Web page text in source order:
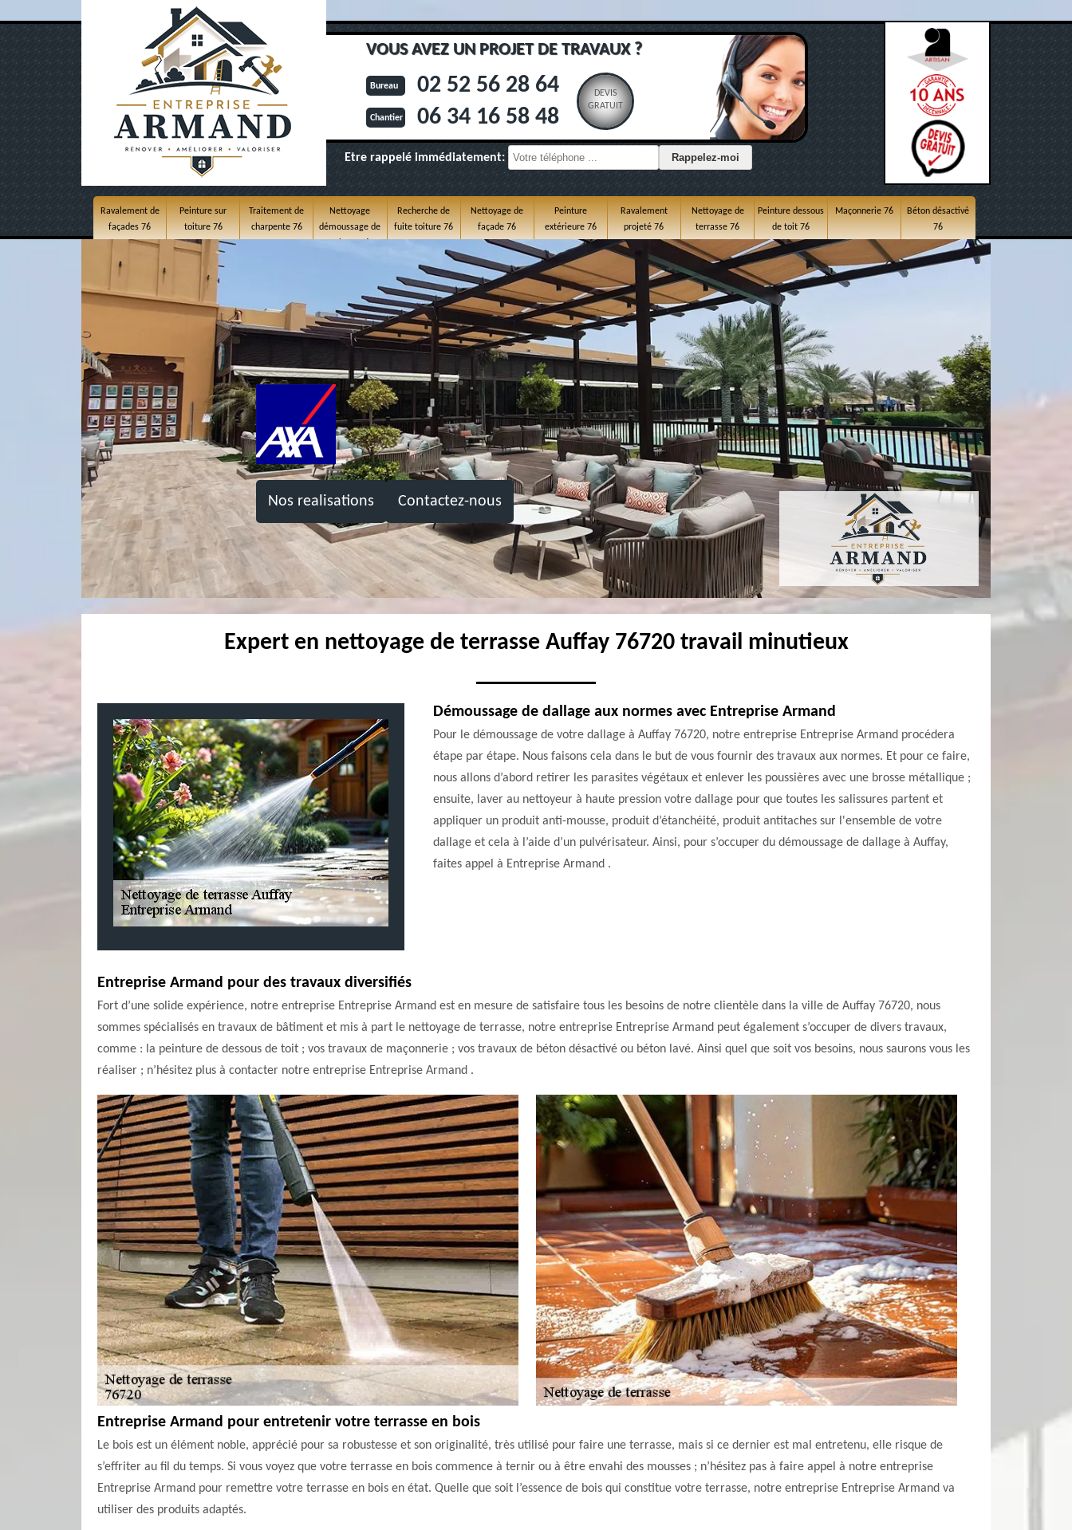
VOUS AVEZ UN PROJET DE TRAVAUX ?
Bureau 02 52 56 28 64
Chantier 06 34 16 58 48
DEVIS
GRATUIT
Etre rappelé immédiatement:
Ravalement de
façades 76
Peinture sur
toiture 76
Traitement de
charpente 76
Nettoyage
démoussage de
Recherche de
fuite toiture 76
Nettoyage de
façade 76
Peinture
extérieure 76
Ravalement
projeté 76
Nettoyage de
terrasse 76
Peinture dessous
de toit 76
Maçonnerie 76
Béton désactivé
76
Nos realisations Contactez-nous
Expert en nettoyage de terrasse Auffay 76720 travail minutieux
Démoussage de dallage aux normes avec Entreprise Armand
Pour le démoussage de votre dallage à Auffay 76720, notre entreprise Entreprise Armand procédera
étape par étape. Nous faisons cela dans le but de vous fournir des travaux aux normes. Et pour ce faire,
nous allons d’abord retirer les parasites végétaux et enlever les poussières avec une brosse métallique ;
ensuite, laver au nettoyeur à haute pression votre dallage pour que toutes les salissures partent et
appliquer un produit anti-mousse, produit d’étanchéité, produit antitaches sur l'ensemble de votre
dallage et cela à l’aide d’un pulvérisateur. Ainsi, pour s’occuper du démoussage de dallage à Auffay,
faites appel à Entreprise Armand .
Entreprise Armand pour des travaux diversifiés
Fort d’une solide expérience, notre entreprise Entreprise Armand est en mesure de satisfaire tous les besoins de notre clientèle dans la ville de Auffay 76720, nous
sommes spécialisés en travaux de bâtiment et mis à part le nettoyage de terrasse, notre entreprise Entreprise Armand peut également s’occuper de divers travaux,
comme : la peinture de dessous de toit ; vos travaux de maçonnerie ; vos travaux de béton désactivé ou béton lavé. Ainsi quel que soit vos besoins, nous saurons vous les
réaliser ; n’hésitez plus à contacter notre entreprise Entreprise Armand .
Entreprise Armand pour entretenir votre terrasse en bois
Le bois est un élément noble, apprécié pour sa robustesse et son originalité, très utilisé pour faire une terrasse, mais si ce dernier est mal entretenu, elle risque de
s’effriter au fil du temps. Si vous voyez que votre terrasse en bois commence à ternir ou à être envahi des mousses ; n’hésitez pas à faire appel à notre entreprise
Entreprise Armand pour remettre votre terrasse en bois en état. Quelle que soit l’essence de bois qui constitue votre terrasse, notre entreprise Entreprise Armand va
utiliser des produits adaptés.